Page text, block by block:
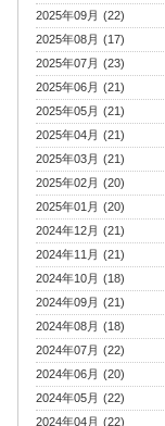
2025年09月 (22)
2025年08月 (17)
2025年07月 (23)
2025年06月 (21)
2025年05月 (21)
2025年04月 (21)
2025年03月 (21)
2025年02月 (20)
2025年01月 (20)
2024年12月 (21)
2024年11月 (21)
2024年10月 (18)
2024年09月 (21)
2024年08月 (18)
2024年07月 (22)
2024年06月 (20)
2024年05月 (22)
2024年04月 (22)